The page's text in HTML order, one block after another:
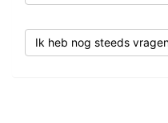
Ik heb nog steeds